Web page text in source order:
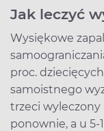
Jak leczyć
Wysiękowe
proc.
samoistnego
trzeci
ponownie, a u 5-